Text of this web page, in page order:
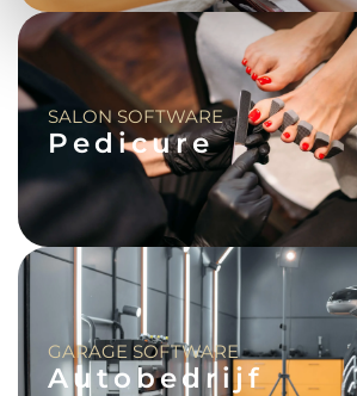
SALON SOFTWARE
Pedicure
GARAGE SOFTWARE
Autobedrijf